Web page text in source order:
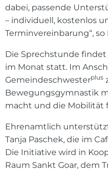
dabei, passende
– individuell, kostenlos
Terminvereinbarung“, so
Die Sprechstunde
im Monat statt. Im
Gemeindeschwesterplus
Bewegungsgymnastik
macht und die Mobilität
Ehrenamtlich
Tanja Paschek, die im
Die Initiative wird in
Raum Sankt Goar, dem